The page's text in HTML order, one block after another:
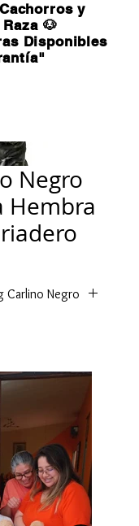
y
🐶
Disponibles
Negro
Hembra
Carlino Negro
estado de
el can Pug se
cansado e
son
gran
le gusta estar en
están siempre